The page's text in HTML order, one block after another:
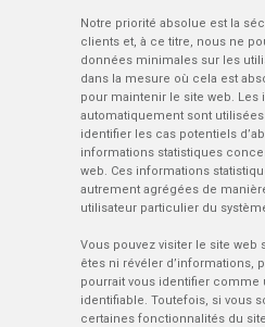
Notre priorité absolue est la
clients et, à ce titre, nous ne
données minimales sur les
dans la mesure où cela est
pour maintenir le site web.
automatiquement sont
identifier les cas potentiels
informations statistiques
web. Ces informations
autrement agrégées de
utilisateur particulier du
Vous pouvez visiter le site web
êtes ni révéler d’informations,
pourrait vous identifier
identifiable. Toutefois, si vous
certaines fonctionnalités du